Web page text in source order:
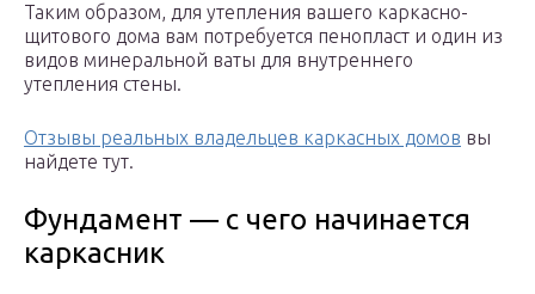
Таким образом, для утепления вашего каркасно-
щитового дома вам потребуется пенопласт и один из
видов минеральной ваты для внутреннего
утепления стены.
Отзывы реальных владельцев каркасных домов вы
найдете тут.
Фундамент — с чего начинается
каркасник